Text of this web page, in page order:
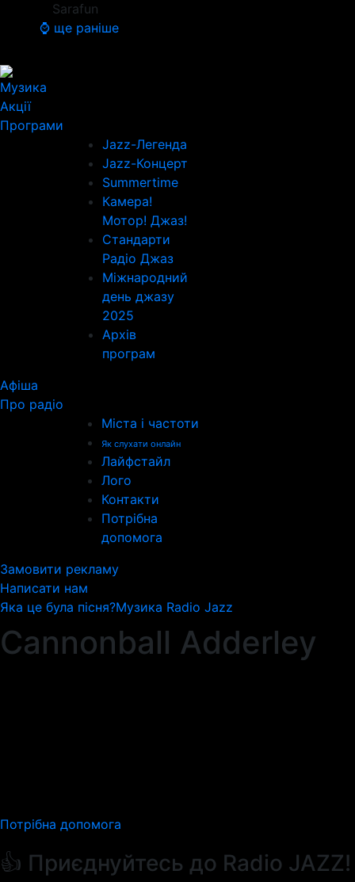
Sarafun
⌚ ще раніше
Музика
Акції
Програми
Jazz-Легенда
Jazz-Концерт
Summertime
Камера!
Мотор! Джаз!
Стандарти
Радіо Джаз
Міжнародний
день джазу
2025
Архів
програм
Афіша
Про радіо
Міста і частоти
Як слухати онлайн
Лайфстайл
Лого
Контакти
Потрібна
допомога
Замовити рекламу
Написати нам
Яка це була пісня?Музика Radio Jazz
Cannonball Adderley
Потрібна допомога
👍 Приєднуйтесь до Radio JAZZ!